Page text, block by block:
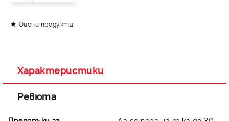
Оцени продукта
Характеристики
Ревюта